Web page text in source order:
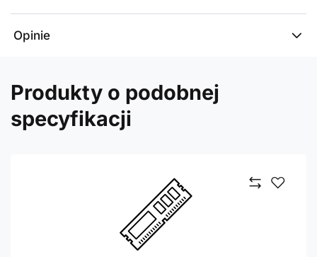
Opinie
Produkty o podobnej
specyfikacji